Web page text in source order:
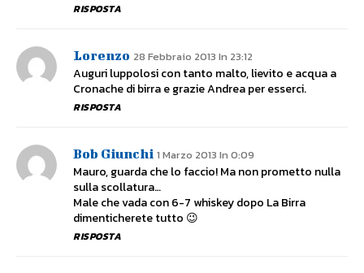
RISPOSTA
Lorenzo 28 Febbraio 2013 In 23:12
Auguri luppolosi con tanto malto, lievito e acqua a
Cronache di birra e grazie Andrea per esserci.
RISPOSTA
Bob Giunchi 1 Marzo 2013 In 0:09
Mauro, guarda che lo faccio! Ma non prometto nulla
sulla scollatura…
Male che vada con 6-7 whiskey dopo La Birra
dimenticherete tutto 😉
RISPOSTA